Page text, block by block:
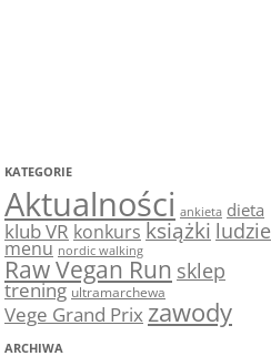
KATEGORIE
Aktualności ankieta dieta
klub VR konkurs książki ludzie
menu nordic walking
Raw Vegan Run sklep
trening ultramarchewa
Vege Grand Prix zawody
ARCHIWA